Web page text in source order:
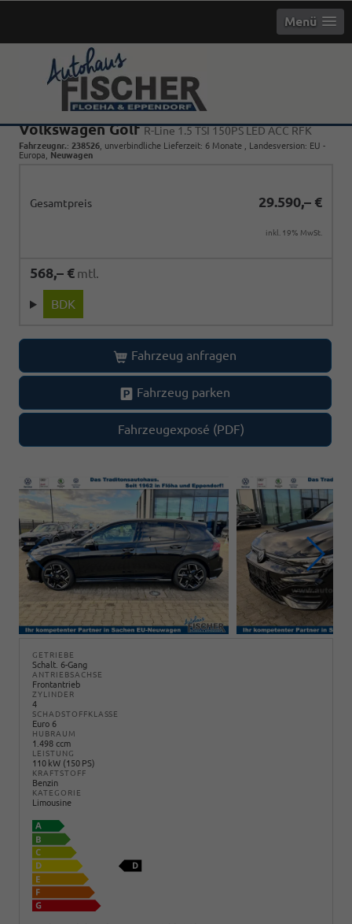
Menü
Volkswagen GolfR-Line 1.5 TSI 150PS LED ACC RFK
Fahrzeugnr.: 238526 , unverbindliche Lieferzeit: 6 Monate , Landesversion: EU -
Europa, Neuwagen
Gesamtpreis 29.590,– €
inkl. 19% MwSt.
568,– € mtl.
BDK
Fahrzeug anfragen
Fahrzeug parken
Fahrzeugexposé (PDF)
GETRIEBE
Schalt. 6-Gang
ANTRIEBSACHSE
Frontantrieb
ZYLINDER
4
SCHADSTOFFKLASSE
Euro 6
HUBRAUM
1.498 ccm
LEISTUNG
110 kW (150 PS)
KRAFTSTOFF
Benzin
KATEGORIE
Limousine